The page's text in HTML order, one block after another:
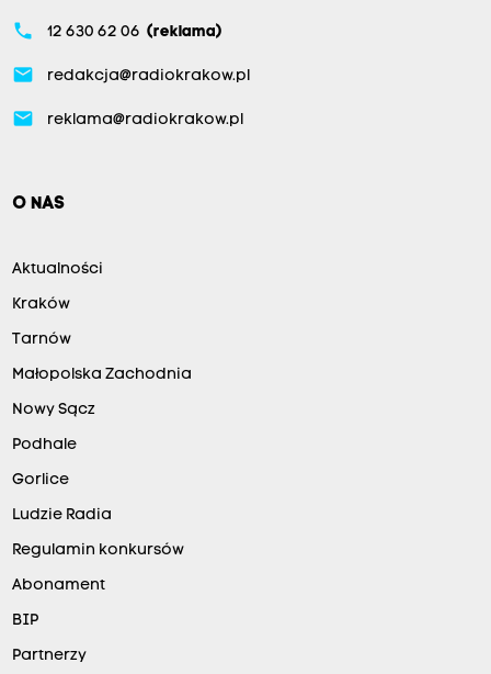
phone 12 630 62 06 (reklama)
email redakcja@radiokrakow.pl
email reklama@radiokrakow.pl
O NAS
Aktualności
Kraków
Tarnów
Małopolska Zachodnia
Nowy Sącz
Podhale
Gorlice
Ludzie Radia
Regulamin konkursów
Abonament
BIP
Partnerzy